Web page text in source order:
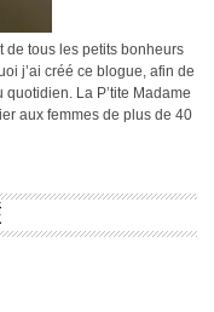
de tous les petits bonheurs
j’ai créé ce blogue, afin de
La P’tite Madame
aux femmes de plus de 40